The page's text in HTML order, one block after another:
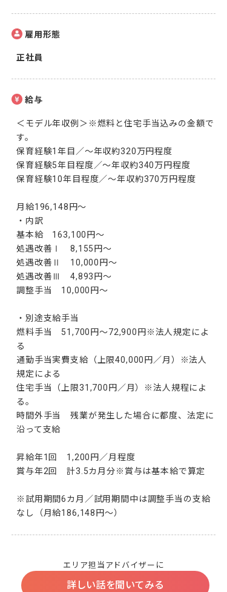
雇用形態
正社員
給与
＜モデル年収例＞※燃料と住宅手当込みの金額で
す。
保育経験1年目／～年収約320万円程度
保育経験5年目程度／～年収約340万円程度
保育経験10年目程度／～年収約370万円程度
月給196,148円～
・内訳
基本給　163,100円～
処遇改善Ⅰ　8,155円～
処遇改善Ⅱ　10,000円～
処遇改善Ⅲ　4,893円～
調整手当　10,000円～
・別途支給手当
燃料手当　51,700円～72,900円※法人規定によ
る
通勤手当実費支給（上限40,000円／月）※法人
規定による
住宅手当（上限31,700円／月）※法人規程によ
る。
時間外手当　残業が発生した場合に都度、法定に
沿って支給
昇給年1回　1,200円／月程度
賞与年2回　計3.5カ月分※賞与は基本給で算定
※試用期間6カ月／試用期間中は調整手当の支給
なし（月給186,148円～）
エリア担当アドバイザーに
詳しい話を聞いてみる